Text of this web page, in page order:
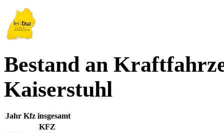
Bestand an
Kaiserstuhl
Jahr Kfz insgesamt
KFZ